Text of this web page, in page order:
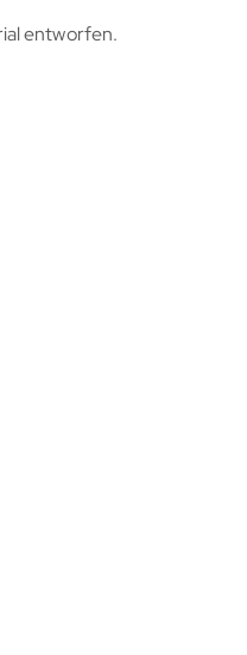
entworfen.